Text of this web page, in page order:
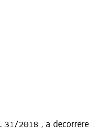
31/2018 , a decorrere